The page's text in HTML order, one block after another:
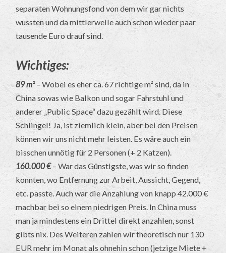
separaten Wohnungsfond von dem wir gar nichts
wussten und da mittlerweile auch schon wieder paar
tausende Euro drauf sind.
Wichtiges:
89 m²– Wobei es eher ca. 67 richtige m² sind, da in
China sowas wie Balkon und sogar Fahrstuhl und
anderer „Public Space“ dazu gezählt wird. Diese
Schlingel! Ja, ist ziemlich klein, aber bei den Preisen
können wir uns nicht mehr leisten. Es wäre auch ein
bisschen unnötig für 2 Personen (+ 2 Katzen).
160.000 €– War das Günstigste, was wir so finden
konnten, wo Entfernung zur Arbeit, Aussicht, Gegend,
etc. passte. Auch war die Anzahlung von knapp 42.000 €
machbar bei so einem niedrigen Preis. In China muss
man ja mindestens ein Drittel direkt anzahlen, sonst
gibts nix. Des Weiteren zahlen wir theoretisch nur 130
EUR mehr im Monat als ohnehin schon (jetzige Miete +